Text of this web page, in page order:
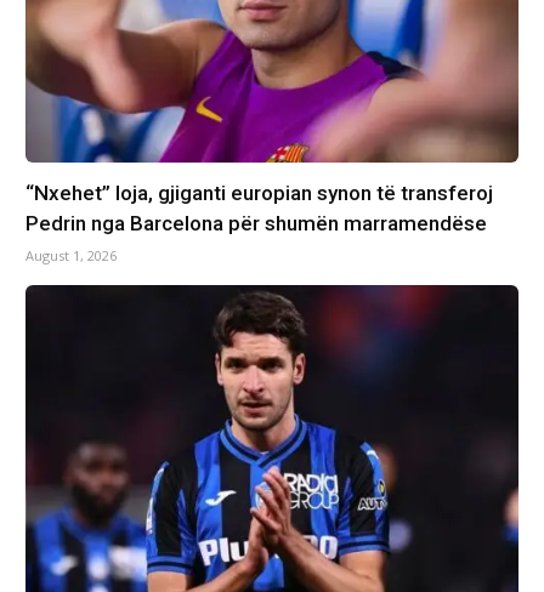
“Nxehet” loja, gjiganti europian synon të transferoj
Pedrin nga Barcelona për shumën marramendëse
August 1, 2026